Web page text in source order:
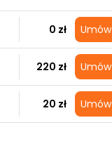
0 zł Umów
220 zł Umów
20 zł Umów